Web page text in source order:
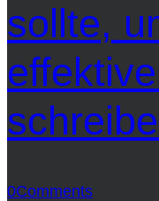
sollte,
0Comments